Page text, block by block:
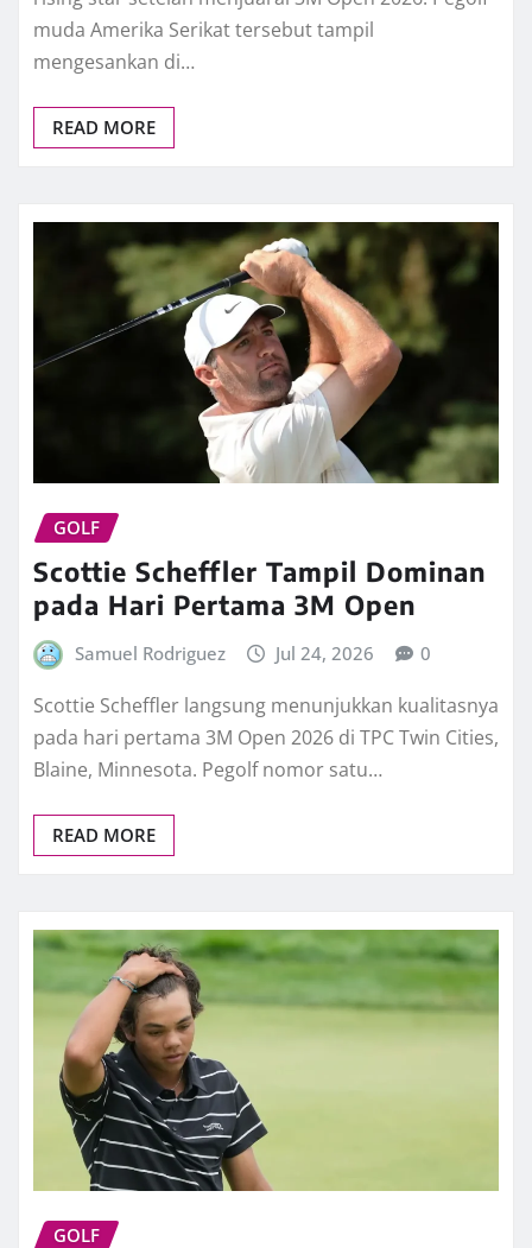
muda Amerika Serikat tersebut tampil
mengesankan di…
READ MORE
GOLF
Scottie Scheffler Tampil Dominan
pada Hari Pertama 3M Open
Samuel Rodriguez Jul 24, 2026 0
Scottie Scheffler langsung menunjukkan kualitasnya
pada hari pertama 3M Open 2026 di TPC Twin Cities,
Blaine, Minnesota. Pegolf nomor satu…
READ MORE
GOLF